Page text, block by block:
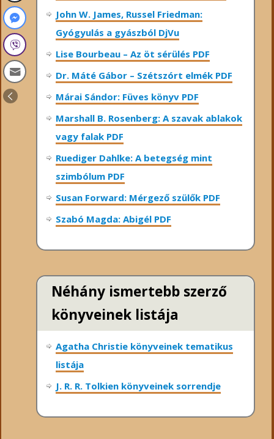
John W. James, Russel Friedman:
Gyógyulás a gyászból DjVu
Lise Bourbeau – Az öt sérülés PDF
Dr. Máté Gábor – Szétszórt elmék PDF
Márai Sándor: Füves könyv PDF
Marshall B. Rosenberg: A szavak ablakok
vagy falak PDF
Ruediger Dahlke: A betegség mint
szimbólum PDF
Susan Forward: Mérgező szülők PDF
Szabó Magda: Abigél PDF
Néhány ismertebb szerző
könyveinek listája
Agatha Christie könyveinek tematikus
listája
J. R. R. Tolkien könyveinek sorrendje